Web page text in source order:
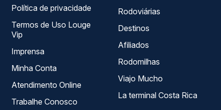
Política de privacidade
Termos de Uso Louge
Vip
Imprensa
Minha Conta
Atendimento Online
Trabalhe Conosco
Rodoviárias
Destinos
Afiliados
Rodomilhas
Viajo Mucho
La terminal Costa Rica